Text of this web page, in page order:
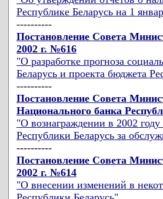
Республике Беларусь на 1
----------
Постановление Совета
2002 г. №616
"О разработке прогноза
Беларусь и проекта бюджета
----------
Постановление Совета
Национального банка
"О вознаграждении в 2002 году
Республики Беларусь за
----------
Постановление Совета
2002 г. №614
"О внесении изменений в